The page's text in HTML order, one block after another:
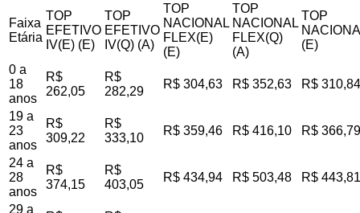
Faixa
Etária
TOP
EFETIVO
IV(E) (E)
TOP
EFETIVO
IV(Q) (A)
TOP
NACIONAL
FLEX(E)
(E)
TOP
NACIONAL
FLEX(Q)
(A)
TOP
(E)
0 a
18
anos
R$
262,05
R$
282,29
R$ 304,63 R$ 352,63 R$ 310,84
19 a
23
anos
R$
309,22
R$
333,10
R$ 359,46 R$ 416,10 R$ 366,79
24 a
28
anos
R$
374,15
R$
403,05
R$ 434,94 R$ 503,48 R$ 443,81
29 a